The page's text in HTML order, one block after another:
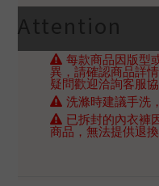
Attention
每款商品因版型
異，請確認商品詳
疑問歡迎洽詢客服
洗滌時建議手洗
已拆封的內衣褲
商品，無法提供退換